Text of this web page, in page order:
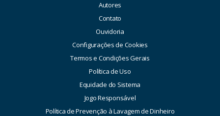
Autores
Contato
Ouvidoria
Configurações de Cookies
Termos e Condições Gerais
Política de Uso
Equidade do Sistema
Jogo Responsável
Política de Prevenção à Lavagem de Dinheiro